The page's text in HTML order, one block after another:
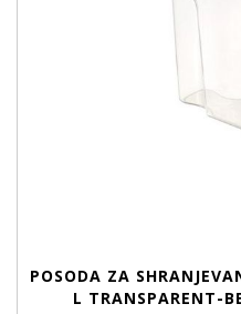
POSODA ZA
L TRANSPARENT-